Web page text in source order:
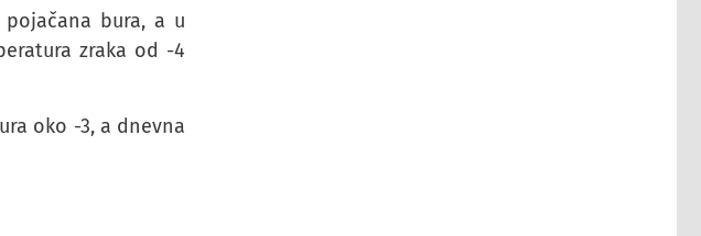
bura, a u
zraka od -4
oko -3, a dnevna